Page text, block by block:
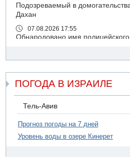
Подозреваемый в
Дахан
07.08.2026 17:55
Обнародовано имя
07.08.2026 17:51
пострадал
07.08.2026 13:47
Ливанская армия сообщила о
ПОГОДА В ИЗРАИЛЕ
Тель-Авив
Прогноз погоды на 7 дней
Уровень воды в озере Кинерет